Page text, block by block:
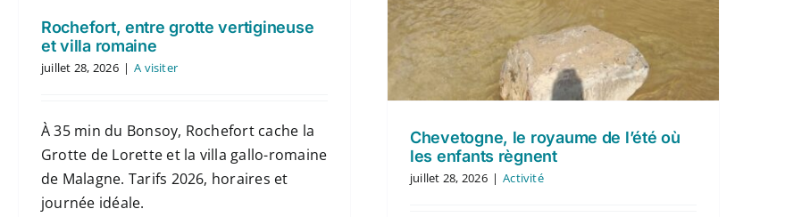
Rochefort, entre grotte vertigineuse
et villa romaine
juillet 28, 2026 | A visiter
À 35 min du Bonsoy, Rochefort cache la
Grotte de Lorette et la villa gallo-romaine
de Malagne. Tarifs 2026, horaires et
journée idéale.
Chevetogne, le royaume de l’été où
les enfants règnent
juillet 28, 2026 | Activité